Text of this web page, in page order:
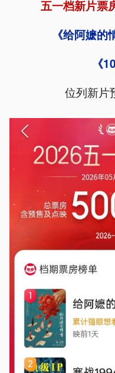
五一档新片票
《给阿嬷的
《
位列新片